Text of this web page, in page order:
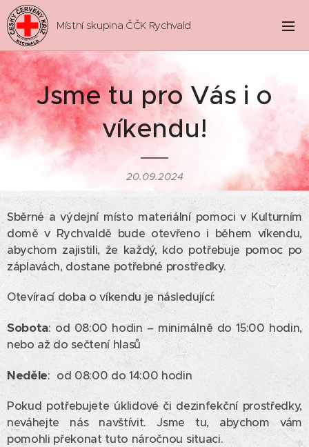
Místní skupina ČČK Rychvald
Jsme tu pro Vás i o
víkendu!
20.09.2024
Sběrné a výdejní místo materiální pomoci v Kulturním
domě v Rychvaldě bude otevřeno i během víkendu,
abychom zajistili, že každý, kdo potřebuje pomoc po
záplavách, dostane potřebné prostředky.
Otevírací doba o víkendu je následující:
Sobota: od 08:00 hodin – minimálně do 15:00 hodin,
nebo až do sečtení hlasů
Neděle: od 08:00 do 14:00 hodin
Pokud potřebujete úklidové či dezinfekční prostředky,
neváhejte nás navštívit. Jsme tu, abychom vám
pomohli překonat tuto náročnou situaci.